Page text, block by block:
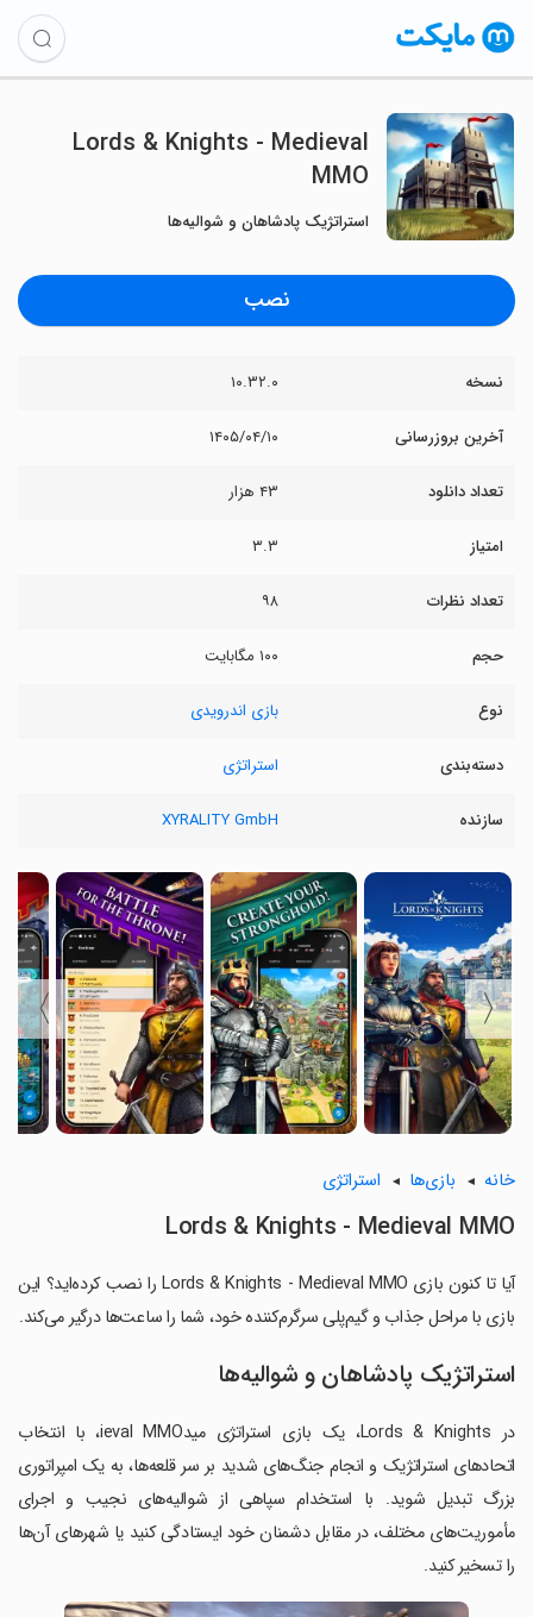
Lords & Knights - Medieval
MMO
استراتژیک پادشاهان و شوالیه‌ها
نصب
نسخه ۱۰.۳۲.۰
آخرین بروزرسانی ۱۴۰۵/۰۴/۱۰
تعداد دانلود ۴۳ هزار
امتیاز ۳.۳
تعداد نظرات ۹۸
حجم ۱۰۰ مگابایت
نوع بازی اندرویدی
دسته‌بندی استراتژی
سازنده XYRALITY GmbH
〈
〉
خانه بازی‌ها استراتژی
Lords & Knights - Medieval MMO
آیا تا کنون بازی Lords & Knights - Medieval MMO را نصب کرده‌اید؟ این
بازی با مراحل جذاب و گیم‌پلی سرگرم‌کننده خود، شما را ساعت‌ها درگیر می‌کند.
استراتژیک پادشاهان و شوالیه‌ها
در Lords & Knights، یک بازی استراتژی میدieval MMO، با انتخاب
اتحادهای استراتژیک و انجام جنگ‌های شدید بر سر قلعه‌ها، به یک امپراتوری
بزرگ تبدیل شوید. با استخدام سپاهی از شوالیه‌های نجیب و اجرای
مأموریت‌های مختلف، در مقابل دشمنان خود ایستادگی کنید یا شهرهای آن‌ها
را تسخیر کنید.